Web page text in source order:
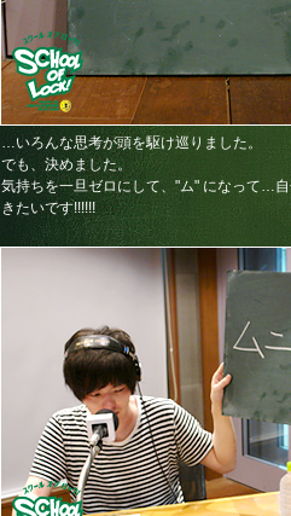
…いろんな思考が頭を駆け巡りました。
でも、決めました。
気持ちを一旦ゼロにして、"ム" になって…
きたいです!!!!!!